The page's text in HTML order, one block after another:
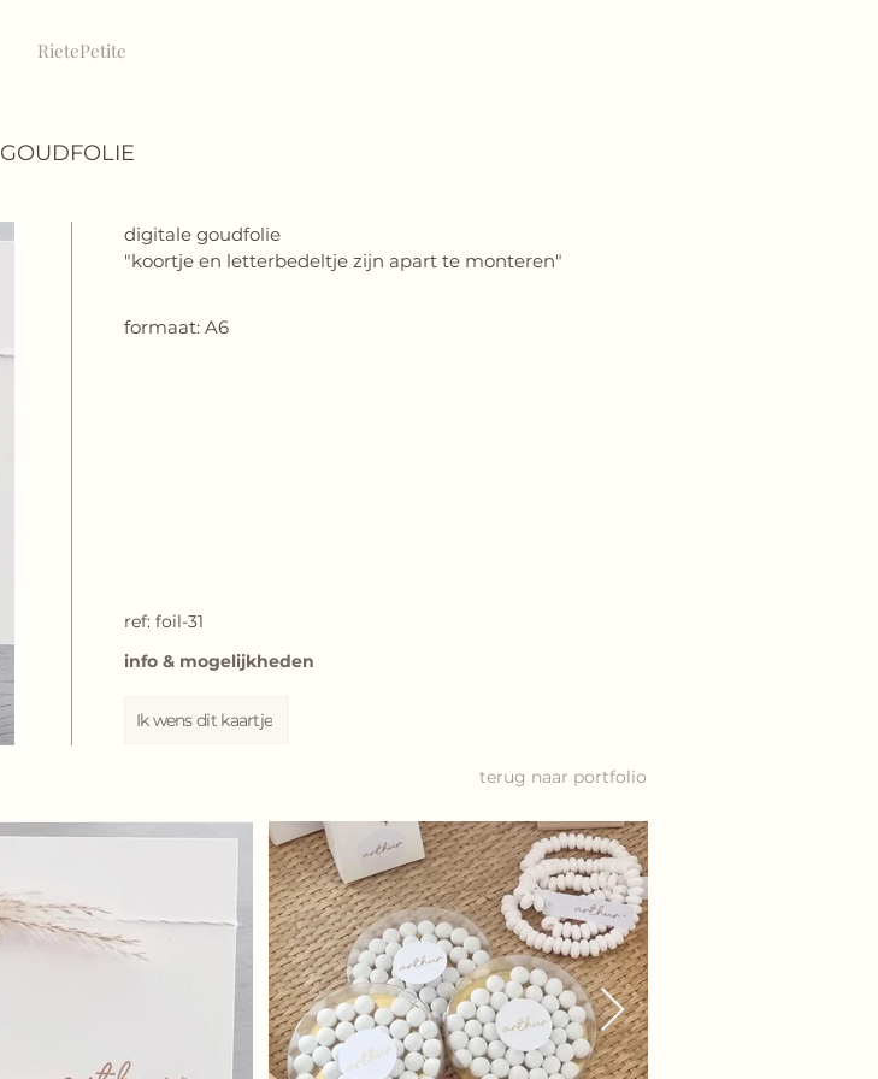
RietePetite
GOUDFOLIE
digitale goudfolie
"koortje en letterbedeltje zijn apart te monteren"
formaat: A6
Ik wens dit kaartje
ref: foil-31
info & mogelijkheden
terug naar portfolio